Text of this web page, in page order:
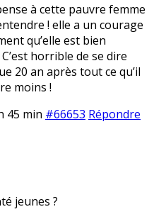
à cette pauvre femme
! elle a un courage
qu’elle est bien
horrible de se dire
20 an après tout ce qu’il
moins !
45 min #66653 Répondre
jeunes ?